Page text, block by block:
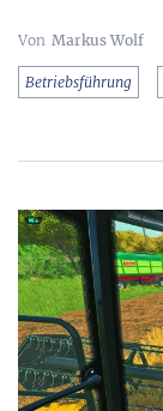
Markus Wolf
Betriebsführung